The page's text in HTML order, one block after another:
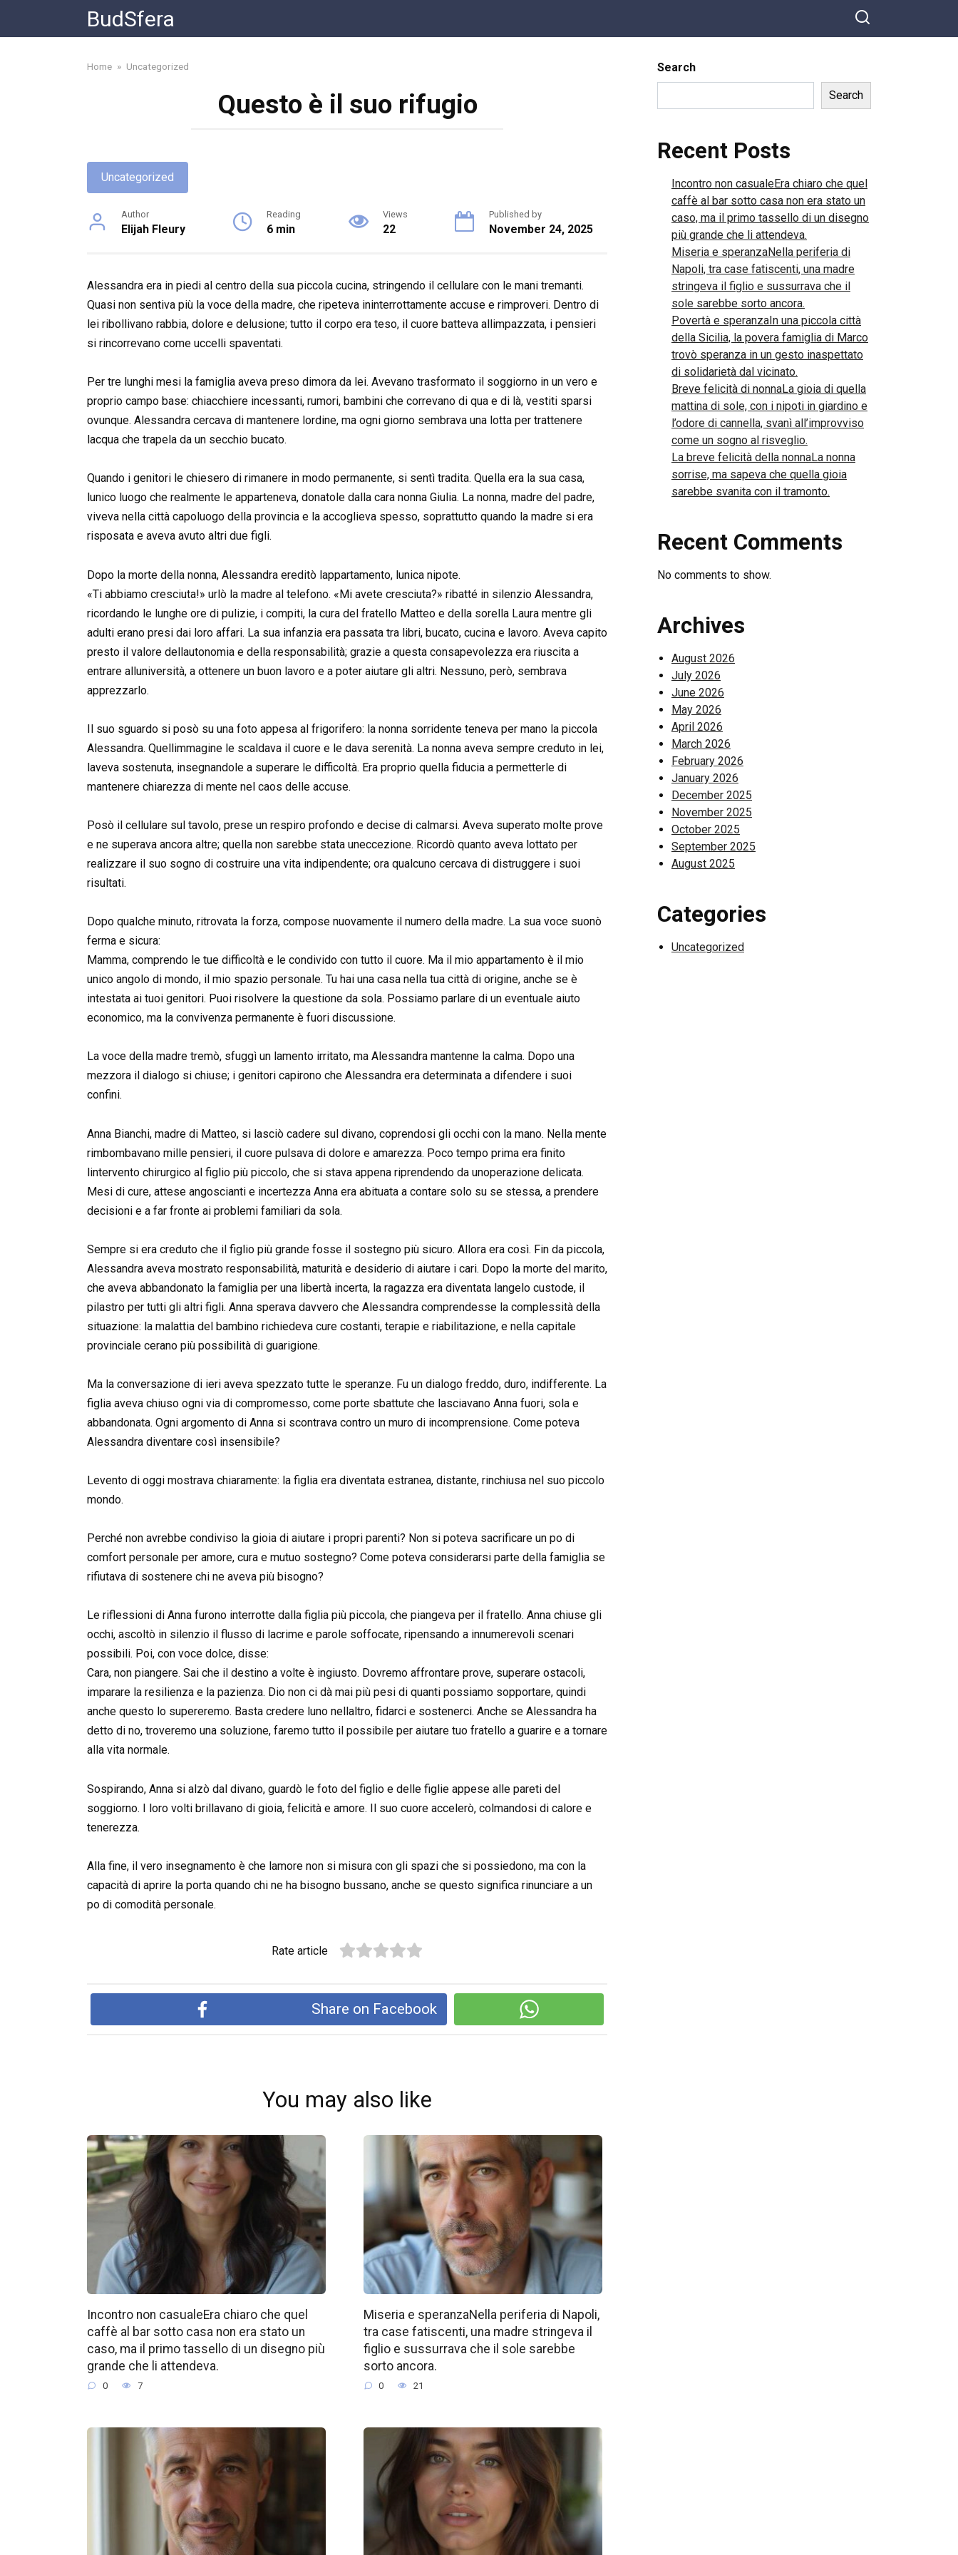
content
BudSfera
Home » Uncategorized
Questo è il suo rifugio
Uncategorized
Author
Elijah Fleury
Reading
6 min
Views
22
Published by
November 24, 2025
Alessandra era in piedi al centro della sua piccola cucina, stringendo il cellulare con le mani tremanti.
Quasi non sentiva più la voce della madre, che ripeteva ininterrottamente accuse e rimproveri. Dentro di
lei ribollivano rabbia, dolore e delusione; tutto il corpo era teso, il cuore batteva allimpazzata, i pensieri
si rincorrevano come uccelli spaventati.
Per tre lunghi mesi la famiglia aveva preso dimora da lei. Avevano trasformato il soggiorno in un vero e
proprio campo base: chiacchiere incessanti, rumori, bambini che correvano di qua e di là, vestiti sparsi
ovunque. Alessandra cercava di mantenere lordine, ma ogni giorno sembrava una lotta per trattenere
lacqua che trapela da un secchio bucato.
Quando i genitori le chiesero di rimanere in modo permanente, si sentì tradita. Quella era la sua casa,
lunico luogo che realmente le apparteneva, donatole dalla cara nonna Giulia. La nonna, madre del padre,
viveva nella città capoluogo della provincia e la accoglieva spesso, soprattutto quando la madre si era
risposata e aveva avuto altri due figli.
Dopo la morte della nonna, Alessandra ereditò lappartamento, lunica nipote.
«Ti abbiamo cresciuta!» urlò la madre al telefono. «Mi avete cresciuta?» ribatté in silenzio Alessandra,
ricordando le lunghe ore di pulizie, i compiti, la cura del fratello Matteo e della sorella Laura mentre gli
adulti erano presi dai loro affari. La sua infanzia era passata tra libri, bucato, cucina e lavoro. Aveva capito
presto il valore dellautonomia e della responsabilità; grazie a questa consapevolezza era riuscita a
entrare alluniversità, a ottenere un buon lavoro e a poter aiutare gli altri. Nessuno, però, sembrava
apprezzarlo.
Il suo sguardo si posò su una foto appesa al frigorifero: la nonna sorridente teneva per mano la piccola
Alessandra. Quellimmagine le scaldava il cuore e le dava serenità. La nonna aveva sempre creduto in lei,
laveva sostenuta, insegnandole a superare le difficoltà. Era proprio quella fiducia a permetterle di
mantenere chiarezza di mente nel caos delle accuse.
Posò il cellulare sul tavolo, prese un respiro profondo e decise di calmarsi. Aveva superato molte prove
e ne superava ancora altre; quella non sarebbe stata uneccezione. Ricordò quanto aveva lottato per
realizzare il suo sogno di costruire una vita indipendente; ora qualcuno cercava di distruggere i suoi
risultati.
Dopo qualche minuto, ritrovata la forza, compose nuovamente il numero della madre. La sua voce suonò
ferma e sicura:
Mamma, comprendo le tue difficoltà e le condivido con tutto il cuore. Ma il mio appartamento è il mio
unico angolo di mondo, il mio spazio personale. Tu hai una casa nella tua città di origine, anche se è
intestata ai tuoi genitori. Puoi risolvere la questione da sola. Possiamo parlare di un eventuale aiuto
economico, ma la convivenza permanente è fuori discussione.
La voce della madre tremò, sfuggì un lamento irritato, ma Alessandra mantenne la calma. Dopo una
mezzora il dialogo si chiuse; i genitori capirono che Alessandra era determinata a difendere i suoi
confini.
Anna Bianchi, madre di Matteo, si lasciò cadere sul divano, coprendosi gli occhi con la mano. Nella mente
rimbombavano mille pensieri, il cuore pulsava di dolore e amarezza. Poco tempo prima era finito
lintervento chirurgico al figlio più piccolo, che si stava appena riprendendo da unoperazione delicata.
Mesi di cure, attese angoscianti e incertezza Anna era abituata a contare solo su se stessa, a prendere
decisioni e a far fronte ai problemi familiari da sola.
Sempre si era creduto che il figlio più grande fosse il sostegno più sicuro. Allora era così. Fin da piccola,
Alessandra aveva mostrato responsabilità, maturità e desiderio di aiutare i cari. Dopo la morte del marito,
che aveva abbandonato la famiglia per una libertà incerta, la ragazza era diventata langelo custode, il
pilastro per tutti gli altri figli. Anna sperava davvero che Alessandra comprendesse la complessità della
situazione: la malattia del bambino richiedeva cure costanti, terapie e riabilitazione, e nella capitale
provinciale cerano più possibilità di guarigione.
Ma la conversazione di ieri aveva spezzato tutte le speranze. Fu un dialogo freddo, duro, indifferente. La
figlia aveva chiuso ogni via di compromesso, come porte sbattute che lasciavano Anna fuori, sola e
abbandonata. Ogni argomento di Anna si scontrava contro un muro di incomprensione. Come poteva
Alessandra diventare così insensibile?
Levento di oggi mostrava chiaramente: la figlia era diventata estranea, distante, rinchiusa nel suo piccolo
mondo.
Perché non avrebbe condiviso la gioia di aiutare i propri parenti? Non si poteva sacrificare un po di
comfort personale per amore, cura e mutuo sostegno? Come poteva considerarsi parte della famiglia se
rifiutava di sostenere chi ne aveva più bisogno?
Le riflessioni di Anna furono interrotte dalla figlia più piccola, che piangeva per il fratello. Anna chiuse gli
occhi, ascoltò in silenzio il flusso di lacrime e parole soffocate, ripensando a innumerevoli scenari
possibili. Poi, con voce dolce, disse:
Cara, non piangere. Sai che il destino a volte è ingiusto. Dovremo affrontare prove, superare ostacoli,
imparare la resilienza e la pazienza. Dio non ci dà mai più pesi di quanti possiamo sopportare, quindi
anche questo lo supereremo. Basta credere luno nellaltro, fidarci e sostenerci. Anche se Alessandra ha
detto di no, troveremo una soluzione, faremo tutto il possibile per aiutare tuo fratello a guarire e a tornare
alla vita normale.
Sospirando, Anna si alzò dal divano, guardò le foto del figlio e delle figlie appese alle pareti del
soggiorno. I loro volti brillavano di gioia, felicità e amore. Il suo cuore accelerò, colmandosi di calore e
tenerezza.
Alla fine, il vero insegnamento è che lamore non si misura con gli spazi che si possiedono, ma con la
capacità di aprire la porta quando chi ne ha bisogno bussano, anche se questo significa rinunciare a un
po di comodità personale.
Rate article
Share on Facebook
You may also like
Incontro non casualeEra chiaro che quel
caffè al bar sotto casa non era stato un
caso, ma il primo tassello di un disegno più
grande che li attendeva.
0 7
Miseria e speranzaNella periferia di Napoli,
tra case fatiscenti, una madre stringeva il
figlio e sussurrava che il sole sarebbe
sorto ancora.
0 21
Search
Search
Recent Posts
Incontro non casualeEra chiaro che quel
caffè al bar sotto casa non era stato un
caso, ma il primo tassello di un disegno
più grande che li attendeva.
Miseria e speranzaNella periferia di
Napoli, tra case fatiscenti, una madre
stringeva il figlio e sussurrava che il
sole sarebbe sorto ancora.
Povertà e speranzaIn una piccola città
della Sicilia, la povera famiglia di Marco
trovò speranza in un gesto inaspettato
di solidarietà dal vicinato.
Breve felicità di nonnaLa gioia di quella
mattina di sole, con i nipoti in giardino e
l’odore di cannella, svanì all’improvviso
come un sogno al risveglio.
La breve felicità della nonnaLa nonna
sorrise, ma sapeva che quella gioia
sarebbe svanita con il tramonto.
Recent Comments
No comments to show.
Archives
August 2026
July 2026
June 2026
May 2026
April 2026
March 2026
February 2026
January 2026
December 2025
November 2025
October 2025
September 2025
August 2025
Categories
Uncategorized